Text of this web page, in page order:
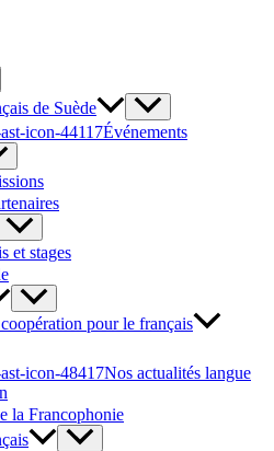
de Suède
Événements
et stages
pour le français
Nos actualités langue
la Francophonie